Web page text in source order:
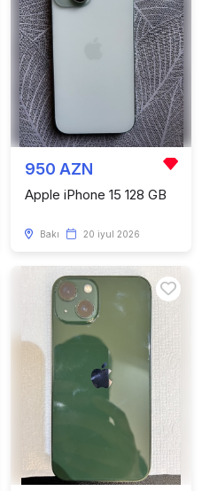
950 AZN
Apple iPhone 15 128 GB
Bakı 20 iyul 2026